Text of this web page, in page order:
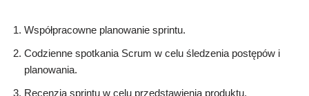
Współpracowne planowanie sprintu.
Codzienne spotkania Scrum w celu śledzenia postępów i
planowania.
Recenzja sprintu w celu przedstawienia produktu.